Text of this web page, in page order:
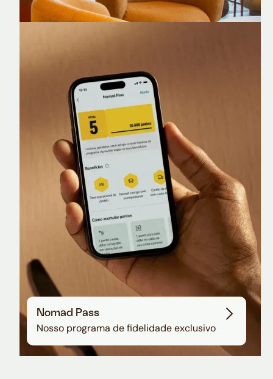
Nomad Lounge
Sala VIP no Aeroporto de Guarulhos
Nomad Pass
Nosso programa de fidelidade exclusivo